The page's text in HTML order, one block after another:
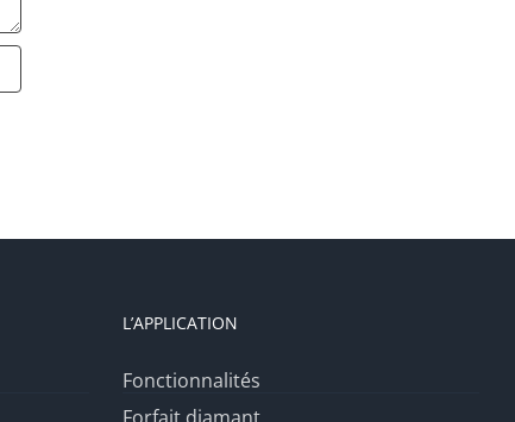
L’APPLICATION
Fonctionnalités